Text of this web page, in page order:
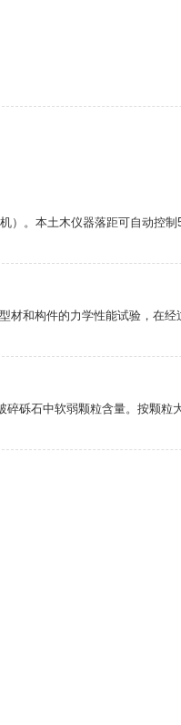
。本土木仪器落距可自动控
和构件的力学性能试验，在经
砾石中软弱颗粒含量。按颗粒